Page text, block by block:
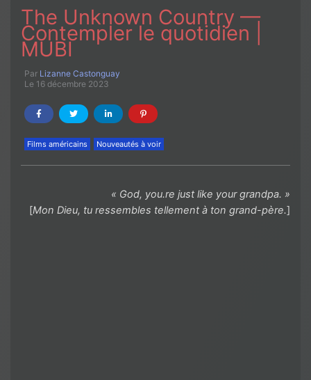
The Unknown Country —
Contempler le quotidien |
MUBI
Par Lizanne Castonguay
Le 16 décembre 2023
Films américains Nouveautés à voir
« God, you.re just like your grandpa. »
[Mon Dieu, tu ressembles tellement à ton grand-père.]